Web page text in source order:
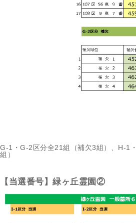
G-1・G-2区分全21組（補欠3組）、H-1
組）
【当選番号】緑ヶ丘霊園②